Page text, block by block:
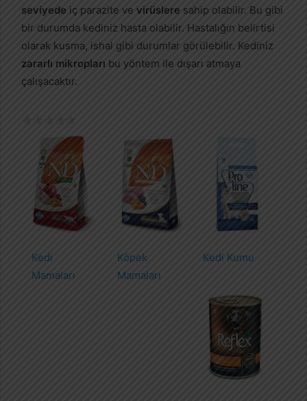
seviyede iç parazite ve virüslere sahip olabilir. Bu gibi
bir durumda kediniz hasta olabilir. Hastalığın belirtisi
olarak kusma, ishal gibi durumlar görülebilir. Kediniz
zararlı mikropları bu yöntem ile dışarı atmaya
çalışacaktır.
Kedi
Mamaları
Köpek
Mamaları
Kedi Kumu